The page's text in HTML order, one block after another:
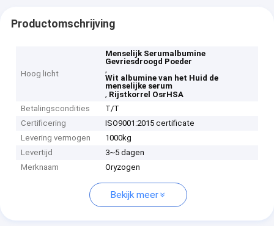
Productomschrijving
Hoog licht
Menselijk Serumalbumine
Gevriesdroogd Poeder
,
Wit albumine van het Huid de
menselijke serum
, Rijstkorrel OsrHSA
Betalingscondities
T/T
Certificering
ISO9001:2015 certificate
Levering vermogen
1000kg
Levertijd
3~5 dagen
Merknaam
Oryzogen
Bekijk meer